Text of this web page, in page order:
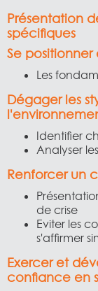
Présentation
spécifiques
Se
Les
Dégager les
Identifier
Analyser
Renforcer un
de crise
Eviter les
s'affirmer
Exercer et
confiance en